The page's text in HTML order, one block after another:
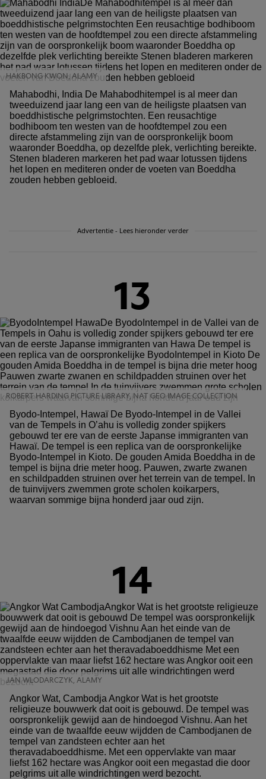
HAKBONG KWON, ALAMY
Mahabodhi, India De Mahabodhitempel is al meer dan
tweeduizend jaar lang een van de heiligste plaatsen van
boeddhistische pelgrimstochten. Een reusachtige
bodhiboom ten westen van de hoofdtempel zou een
directe afstammeling zijn van de oorspronkelijk boom
waaronder Boeddha, op dezelfde plek, verlichting bereikte.
Stenen bladeren markeren het pad waar lotussen tijdens
het lopen en mediteren onder de voeten van Boeddha
zouden hebben gebloeid.
Advertentie - Lees hieronder verder
13
ROBERT HARDING PICTURE LIBRARY, NAT GEO IMAGE COLLECTION
Byodo-Intempel, Hawaï De Byodo-Intempel in de Vallei
van de Tempels in O’ahu is volledig zonder spijkers
gebouwd ter ere van de eerste Japanse immigranten van
Hawaï. De tempel is een replica van de oorspronkelijke
Byodo-Intempel in Kioto. De gouden Amida Boeddha in de
tempel is bijna drie meter hoog. Pauwen, zwarte zwanen
en schildpadden struinen over het terrein van de tempel. In
de tuinvijvers zwemmen grote scholen koikarpers,
waarvan sommige bijna honderd jaar oud zijn.
14
JAN WLODARCZYK, ALAMY
Angkor Wat, Cambodja Angkor Wat is het grootste
religieuze bouwwerk dat ooit is gebouwd. De tempel was
oorspronkelijk gewijd aan de hindoegod Vishnu. Aan het
einde van de twaalfde eeuw wijdden de Cambodjanen de
tempel van zandsteen echter aan het
theravadaboeddhisme. Met een oppervlakte van maar
liefst 162 hectare was Angkor ooit een megastad die door
pelgrims uit alle windrichtingen werd bezocht.